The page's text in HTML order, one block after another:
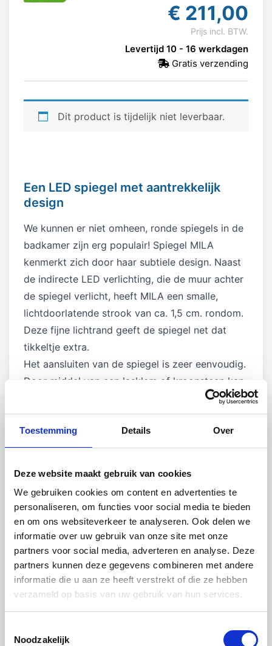
Toestemming Details Over
Deze website maakt gebruik van cookies
We gebruiken cookies om content en advertenties te
personaliseren, om functies voor social media te bieden
en om ons websiteverkeer te analyseren. Ook delen we
informatie over uw gebruik van onze site met onze
partners voor social media, adverteren en analyse. Deze
partners kunnen deze gegevens combineren met andere
informatie die u aan ze heeft verstrekt of die ze hebben
verzameld op basis van uw gebruik van hun services.
Noodzakelijk
€ 211,00
Prijs incl. BTW.
Levertijd 10 - 16 werkdagen
Gratis verzending
Dit product is tijdelijk niet leverbaar.
Een LED spiegel met aantrekkelijk
design
We kunnen er niet omheen, ronde spiegels in de
badkamer zijn erg populair! Spiegel MILA
kenmerkt zich door haar subtiele design. Naast
de indirecte LED verlichting, die de muur achter
de spiegel verlicht, heeft MILA een smalle,
lichtdoorlatende strook van ca. 1,5 cm. rondom.
Deze fijne lichtrand geeft de spiegel net dat
tikkeltje extra.
Het aansluiten van de spiegel is zeer eenvoudig.
Door middel van een lasklem of kroonsteen kan
de bedrading aan de achterkant van de spiegel
direct op de voeding worden aangesloten. U
kunt ervoor kiezen de verlichting van de spiegel
op een aanwezige lichtschakelaar aan te sluiten.
sensor of schakelaar op de spiegel zelf.
Specifieke wensen? Geen probleem.
Iedere dag maakt u meerdere keren gebruik van
de spiegel in uw badkamer. Dan is het wel fijn te
weten dat de spiegel voldoet aan al uw wensen.
Stel daarom uw spiegel eenvoudig zelf naar
wens samen. U kunt kiezen tussen vele opties
Een diameter van 400 tot 1300 mm (40 tot 130